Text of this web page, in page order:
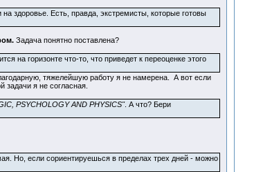
здоровье. Есть, правда, экстремисты, которые готовы
Задача понятно поставлена?
на горизонте что-то, что приведет к переоценке этого
тяжелейшую работу я не намерена. А вот если
задачи я не согласная.
PSYCHOLOGY AND PHYSICS". А что? Бери
Но, если сориентируешься в пределах трех дней - можно